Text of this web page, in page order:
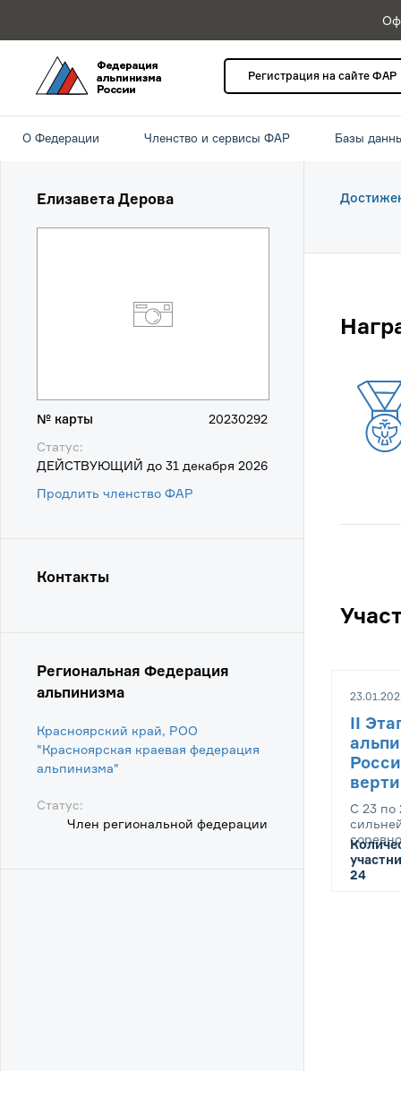
Регистрация на сайте ФАР
О Федерации Членство и сервисы ФАР Базы
Елизавета Дерова
№ карты
20230292
Статус:
ДЕЙСТВУЮЩИЙ до 31 декабря 2026
Продлить членство ФАР
Контакты
Региональная Федерация
альпинизма
Красноярский край, РОО
"Красноярская краевая федерация
альпинизма"
Статус:
Член региональной федерации
II
С 23 по
24